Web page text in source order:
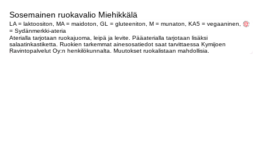
Sosemainen ruokavalio Miehikkälä
LA = laktoositon, MA = maidoton, GL = gluteeniton, M = munaton, KA5 = vegaaninen,
= Sydänmerkki-ateria
Aterialla tarjotaan ruokajuoma, leipä ja levite. Pääaterialla tarjotaan lisäksi
salaatinkastiketta. Ruokien tarkemmat ainesosatiedot saat tarvittaessa Kymijoen
Ravintopalvelut Oy:n henkilökunnalta. Muutokset ruokalistaan mahdollisia.